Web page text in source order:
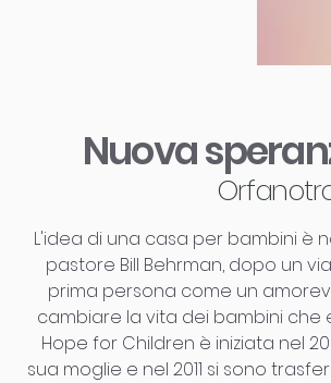
Nuova
L'idea di una casa per bambini è
pastore Bill Behrman, dopo un
prima persona come un
cambiare la vita dei bambini
Hope for Children è iniziata nel
sua moglie e nel 2011 si sono